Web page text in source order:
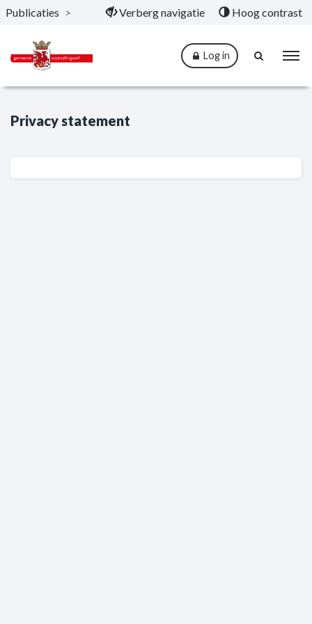
Naar hoofdinhoud
Publicaties > Verberg navigatie Hoog contrast
Log in
Privacy statement